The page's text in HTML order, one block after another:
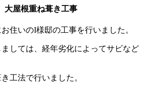
屋根重ね葺き工事
住いのI様邸の工事を行いました。
しては、経年劣化によってサビなど
工法で行いました。